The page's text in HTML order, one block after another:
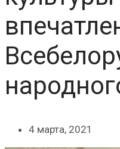
4 марта, 2021